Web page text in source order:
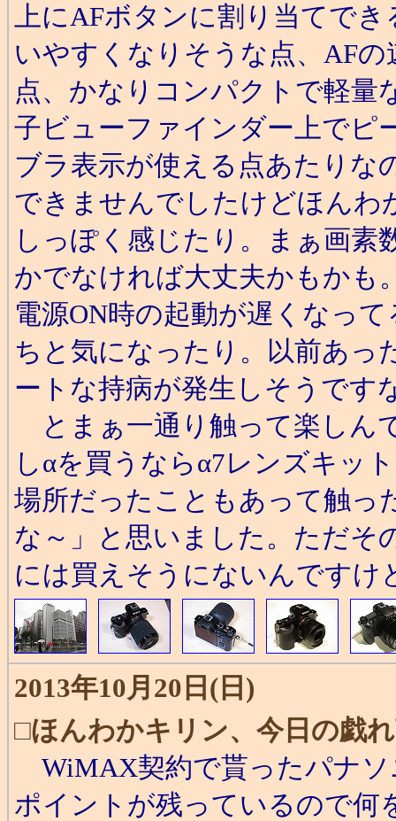
上にAFボタンに割り当てで
いやすくなりそうな点、AF
点、かなりコンパクトで軽量
子ビューファインダー上でピ
ブラ表示が使える点あたりな
できませんでしたけどほんわ
しっぽく感じたり。まぁ画
かでなければ大丈夫かもかも
電源ON時の起動が遅くなっ
ちと気になったり。以前あっ
ートな持病が発生しそうです
とまぁ一通り触って楽しん
しαを買うならα7レンズキッ
場所だったこともあって触っ
な～」と思いました。ただそ
には買えそうにないんですけ
2013年10月20日(日)
□ほんわかキリン、今日の戯
WiMAX契約で貰ったパナ
ポイントが残っているので何